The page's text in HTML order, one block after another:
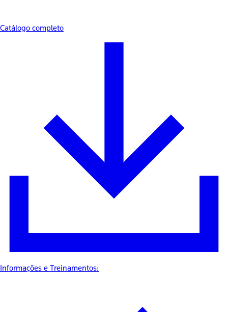
Catálogo completo
Informações e Treinamentos: